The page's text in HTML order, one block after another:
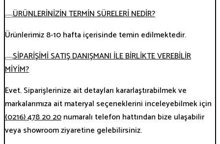
ÜRÜNLERİNİZİN TERMİN SÜRELERİ NEDİR?
Ürünlerimiz 8-10 hafta içerisinde temin edilmektedir.
SİPARİŞİMİ SATIŞ DANIŞMANI İLE BİRLİKTE VEREBİLİR
MİYİM?
Evet. Siparişlerinize ait detayları kararlaştırabilmek ve
markalarımıza ait materyal seçeneklerini inceleyebilmek için
(0216) 478 20 20numaralı telefon hattından bize ulaşabilir
veya showroom ziyaretine gelebilirsiniz.